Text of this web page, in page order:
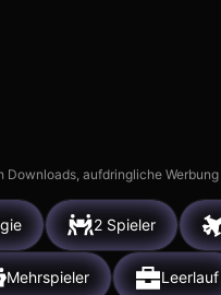
aufdringliche
2 Spieler
Mehrspieler Leerlauf